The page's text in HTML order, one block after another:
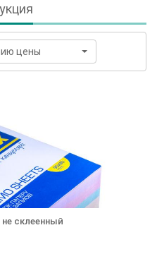
цены
склеенный